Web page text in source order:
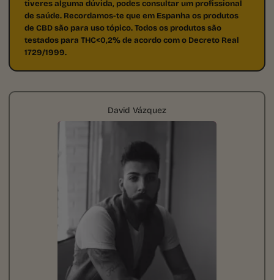
tiveres alguma dúvida, podes consultar um profissional
de saúde. Recordamos-te que em Espanha os produtos
de CBD são para uso tópico. Todos os produtos são
testados para THC<0,2% de acordo com o Decreto Real
1729/1999.
David Vázquez